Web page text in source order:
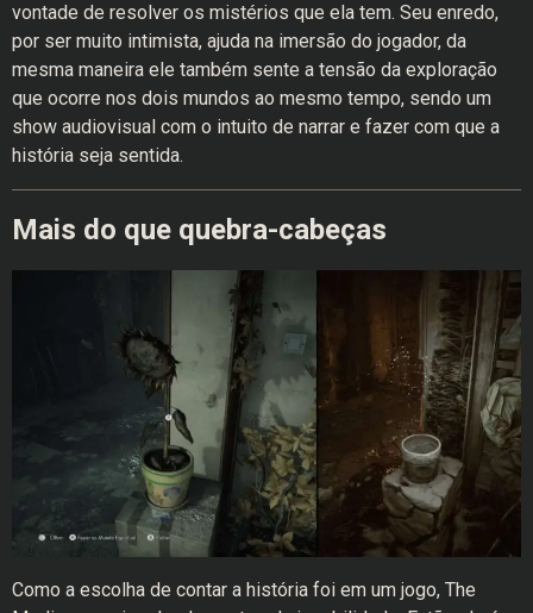
vontade de resolver os mistérios que ela tem. Seu enredo,
por ser muito intimista, ajuda na imersão do jogador, da
mesma maneira ele também sente a tensão da exploração
que ocorre nos dois mundos ao mesmo tempo, sendo um
show audiovisual com o intuito de narrar e fazer com que a
história seja sentida.
Mais do que quebra-cabeças
Como a escolha de contar a história foi em um jogo, The